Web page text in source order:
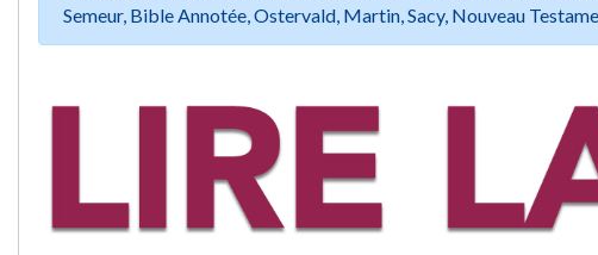
Semeur, Bible Annotée, Ostervald, Martin, Sacy, Nouveau